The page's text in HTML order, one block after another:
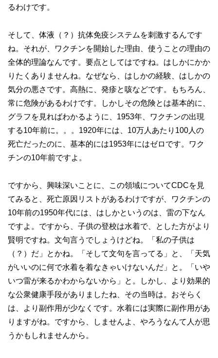
るわけです。
そして、体液（？）抗体免疫システムを刺激するんです
ね。それが、ワクチンを開始した理由、使うことの理由の
全体的理論なんです。要点としてはですね。はしかにかか
りたくありませんね。なぜなら、はしかの経験、はしかの
気分の悪さです。高熱に、発疹と咳などです。もちろん、
常に危険があるわけです。しかしその危険とは基本的に、
グラフを見ればわかるように、1953年、ワクチンの出現
する10年前に。。。1920年には、10万人あたり100人の
死亡だったのに、基本的には1953年にはゼロです。ワク
チンの10年前ですよ。
ですから、興味深いことに、この領域についてCDCを見
てみると、死亡原因リストがあるわけですが、ワクチンの
10年前の1950年代には、はしかというのは、雷の下なん
ですよ。ですから、子供の登校は水着で、とした方がより
賢明ですね。文句言うでしょうけどね。「私の子供は
（？）だ」とかね。「そして文句を言ってる」と、「天気
がいいのに何で水着を着なきゃいけないんだ」と。「いや
いつ雷が来るかわからないから」と。しかし、より効果的
な公衆健康手段がありましたね、その当時は。おそらく
は、より副作用が少なくです。水着には実際に副作用があ
りますがね。ですから、しませんよ、やろうなんて人が思
うかもしれませんから。